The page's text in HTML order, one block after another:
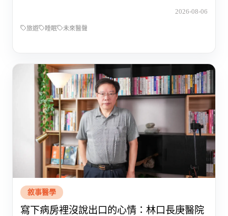
2026-08-06
旅遊 睡眠 未來醫聲
敘事醫學
寫下病房裡沒說出口的心情：林口長庚醫院